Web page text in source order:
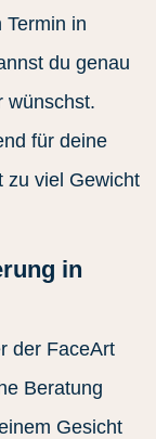
in
du genau
wünschst.
für deine
zu viel Gewicht
in
der FaceArt
Beratung
Gesicht